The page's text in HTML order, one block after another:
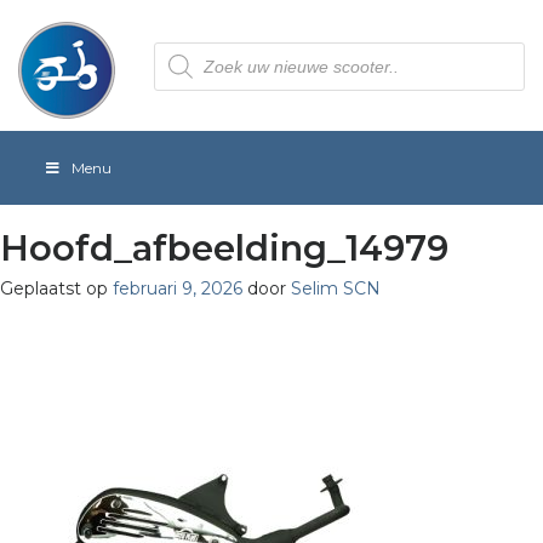
Producten
zoeken
Menu
Hoofd_afbeelding_14979
Geplaatst op februari 9, 2026 door Selim SCN